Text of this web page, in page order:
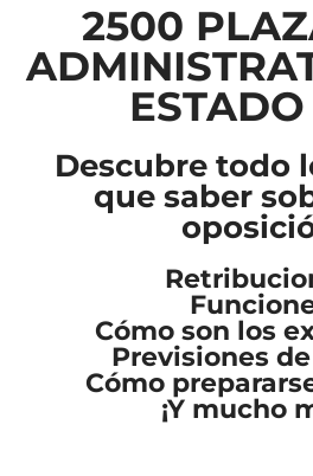
2500
ESTADO
Descubre todo
que saber
Cómo son los
Previsiones
Cómo
¡Y mucho